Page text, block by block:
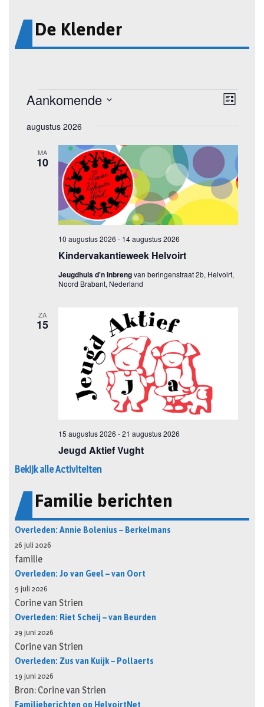
De Klender
Bekijk alle Activiteiten
Familie berichten
Overleden: Annie Bolenius – Berkelmans
26 juli 2026
familie
Overleden: Jo van Geel – van Oort
9 juli 2026
Corine van Strien
Overleden: Riet Scheij – van Beurden
29 juni 2026
Corine van Strien
Overleden: Zus van Kuijk – Pollaerts
19 juni 2026
Bron: Corine van Strien